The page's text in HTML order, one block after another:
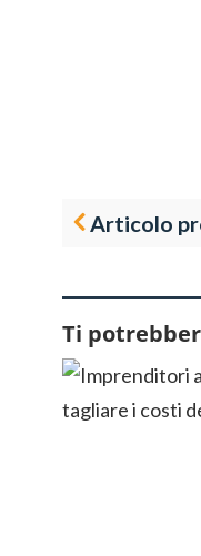
Articolo
Ti